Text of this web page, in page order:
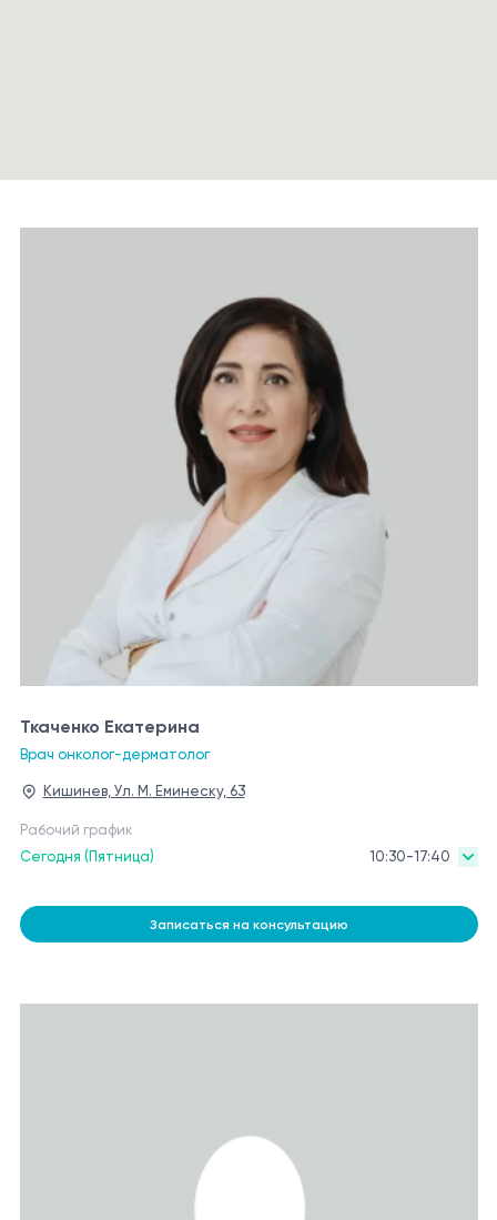
Ткаченко Екатерина
Врач онколог-дерматолог
Кишинев, Ул. М. Еминеску, 63
Рабочий график
Сегодня (Пятница)
10:30-17:40
Записаться на консультацию